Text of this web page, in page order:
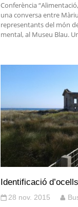
Conferència
una conversa entre
representants del món
mental, al Museu Blau.
Identificació
28 nov. 2015